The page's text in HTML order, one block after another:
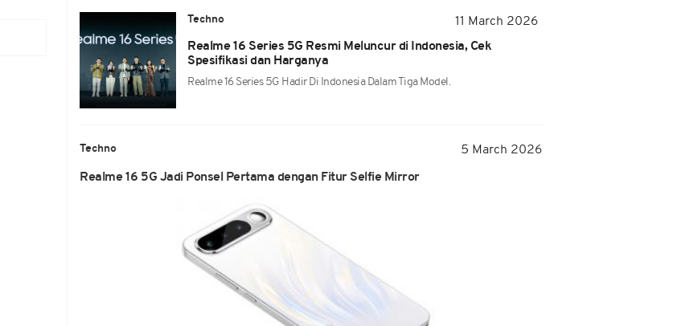
Techno
11 March 2026
Realme 16 Series 5G Resmi Meluncur di Indonesia, Cek
Spesifikasi dan Harganya
Realme 16 Series 5G Hadir Di Indonesia Dalam Tiga Model.
Techno 5 March 2026
Realme 16 5G Jadi Ponsel Pertama dengan Fitur Selfie Mirror